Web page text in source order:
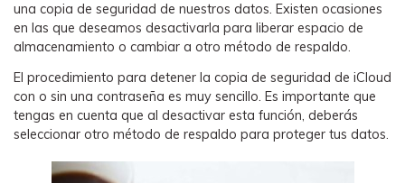
una copia de seguridad de nuestros datos.󠀲󠀡󠀠󠀥󠀩󠀧󠀣󠀡󠀥󠀳󠀰 Existen ocasiones
en las que deseamos desactivarla para liberar espacio de
almacenamiento o cambiar a otro método de respaldo.󠀲󠀡󠀠󠀥󠀩󠀧󠀣󠀡󠀦󠀳
El procedimiento para detener la copia de seguridad de iCloud
con o sin una contraseña es muy sencillo.󠀲󠀡󠀠󠀥󠀩󠀧󠀣󠀡󠀧󠀳󠀰 Es importante que
tengas en cuenta que al desactivar esta función, deberás
seleccionar otro método de respaldo para proteger tus datos.󠀲󠀡󠀠󠀥󠀩󠀧󠀣󠀡󠀨